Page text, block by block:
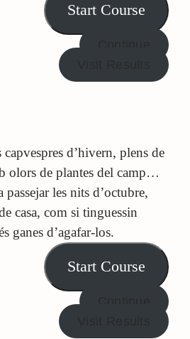
Start Course
d’hivern, plens de
olors de plantes del camp…
passejar les nits d’octubre,
casa, com si tinguessin
ganes d’agafar-los.
Start Course